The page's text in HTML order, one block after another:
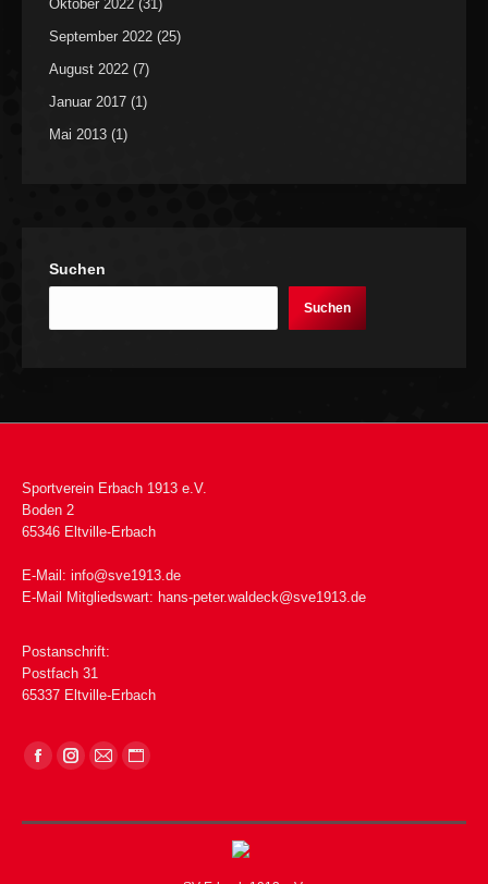
Oktober 2022 (31)
September 2022 (25)
August 2022 (7)
Januar 2017 (1)
Mai 2013 (1)
Suchen
Suchen
Sportverein Erbach 1913 e.V.
Boden 2
65346 Eltville-Erbach
E-Mail: info@sve1913.de
E-Mail Mitgliedswart: hans-peter.waldeck@sve1913.de
Postanschrift:
Postfach 31
65337 Eltville-Erbach
Finden Sie uns auf: